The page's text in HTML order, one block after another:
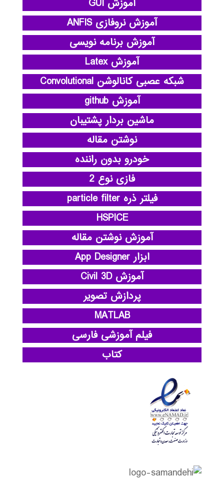
آموزش GUI
آموزش نروفازی ANFIS
آموزش برنامه نویسی
آموزش Latex
شبکه عصبی کانالوشن Convolutional
آموزش github
ماشین بردار پشتیبان
نوشتن مقاله
خودرو بدون راننده
فازی نوع 2
فیلتر ذره particle filter
HSPICE
آموزش نوشتن مقاله
ابزار App Designer
آموزش Civil 3D
پردازش تصویر
MATLAB
فیلم آموزشی فارسی
کتاب